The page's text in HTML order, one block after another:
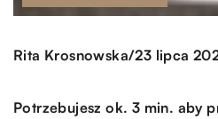
Rita Krosnowska/23 lipca
Potrzebujesz ok. 3 min. aby